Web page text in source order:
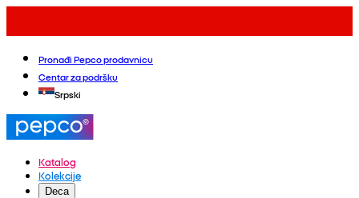
Pronađi Pepco prodavnicu
Centar za podršku
Srpski
Katalog
Kolekcije
Deca